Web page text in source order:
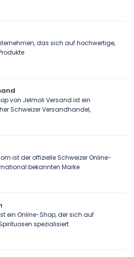
das sich auf hochwertige,
von Jelmoli Versand ist ein
Schweizer Versandhandel,
ist der offizielle Schweizer Online-
bekannten Marke
ein Online-Shop, der sich auf
spezialisiert